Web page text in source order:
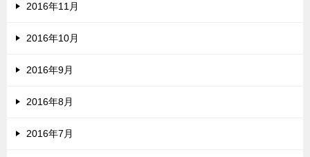
2016年11月
2016年10月
2016年9月
2016年8月
2016年7月